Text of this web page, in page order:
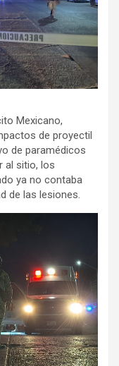
Mexicano,
de proyectil
de paramédicos
al sitio, los
ya no contaba
de las lesiones.